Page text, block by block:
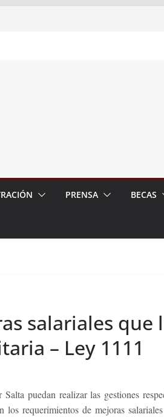
PRENSA BECAS
salariales que
– Ley 1111
puedan realizar las gestiones
requerimientos de mejoras